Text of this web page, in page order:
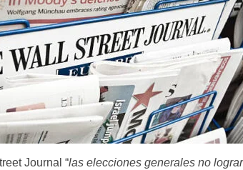
Journal “las elecciones generales no